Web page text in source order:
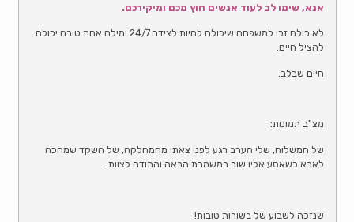
אנא, שימו לב לעוד אנשים חוץ מכם ומיקירכם.
לא כולם זכו למשפחה שיכולה להיות לצידם 24/7 ומילה אחת טובה יכולה
להציל חיים.
חיים שבלב.
מצ"ב תמונות:
של המשלוח, שלי הערב רגע לפני צאתי מהמחלקה, של השקד שמחכה
לאבא כשאסע אליו שוב במשמרת הבאה והתודה לצוות.
שנזכה לשבוע של בשורות טובות!